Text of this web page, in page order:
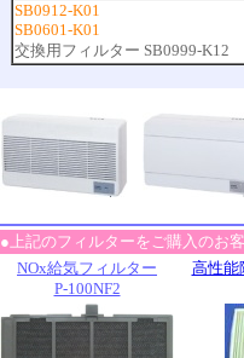
SB0912-K01
SB0601-K01
交換用フィルター SB0999-K12
●上記のフィルターをご購入のお
NOx給気フィルター
P-100NF2
高性能